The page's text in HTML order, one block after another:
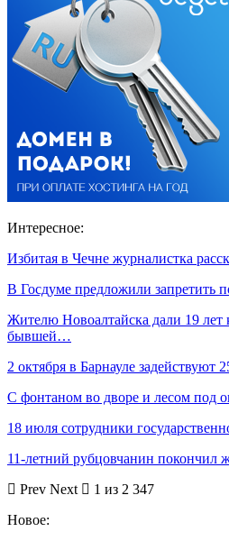
Интересное:
Избитая в Чечне журналистка
В Госдуме предложили запретить
Жителю Новоалтайска дали 19 лет
бывшей…
2 октября в Барнауле
С фонтаном во дворе и лесом под
18 июля сотрудники
11-летний рубцовчанин покончил
Prev Next
1 из 2 347
Новое: